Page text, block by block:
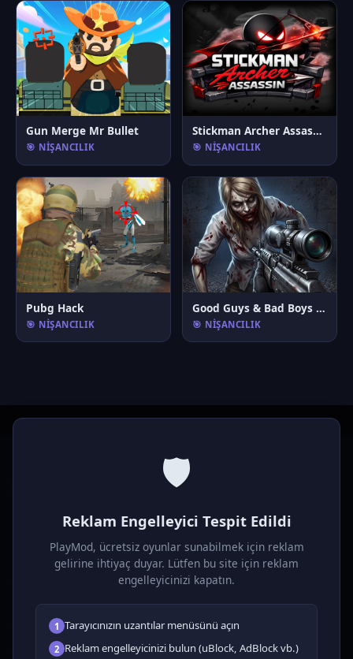
Gun Merge Mr Bullet
🎯 NIŞANCILIK
Stickman Archer Assassin
🎯 NIŞANCILIK
Pubg Hack
🎯 NIŞANCILIK
Good Guys & Bad Boys Zombie Survival GUI
🎯 NIŞANCILIK
🛡️
Reklam Engelleyici Tespit Edildi
PlayMod, ücretsiz oyunlar sunabilmek için reklam
gelirine ihtiyaç duyar. Lütfen bu site için reklam
engelleyicinizi kapatın.
1 Tarayıcınızın uzantılar menüsünü açın
2 Reklam engelleyicinizi bulun (uBlock, AdBlock vb.)
Ücretsiz online HTML5 oyunlar! Aksiyon, bulmaca, spor ve
Tüm Oyunlar
🗺️ Macera
🧩 Bulmacalar